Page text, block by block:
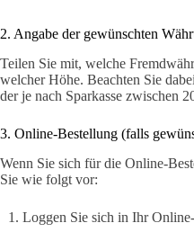
2. Angabe der gewünschten
Teilen Sie mit, welche
welcher Höhe. Beachten Sie
der je nach Sparkasse zwischen
3. Online-Bestellung (falls
Wenn Sie sich für die Online-
Sie wie folgt vor:
Loggen Sie sich in Ihr